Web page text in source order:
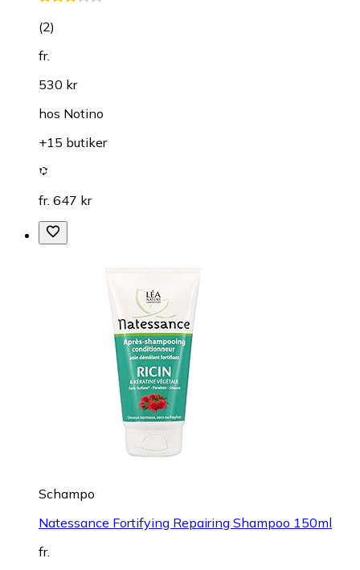
(2)
fr.
530 kr
hos Notino
+15 butiker
fr. 647 kr
Schampo
Natessance Fortifying Repairing Shampoo 150ml
fr.